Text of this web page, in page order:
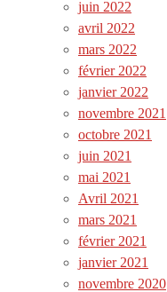
juin 2022
avril 2022
mars 2022
février 2022
janvier 2022
novembre 2021
octobre 2021
juin 2021
mai 2021
Avril 2021
mars 2021
février 2021
janvier 2021
novembre 2020